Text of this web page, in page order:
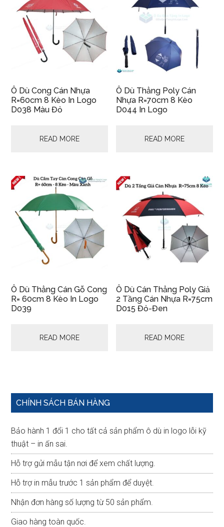
Ô Dù Cong Cán Nhựa
R=60cm 8 Kèo In Logo
D038 Màu Đỏ
READ MORE
Ô Dù Thẳng Poly Cán
Nhựa R=70cm 8 Kèo
D044 In Logo
READ MORE
Ô Dù Thẳng Cán Gỗ Cong
R= 60cm 8 Kèo In Logo
D039
READ MORE
Ô Dù Cán Thẳng Poly Giả
2 Tầng Cán Nhựa R=75cm
D015 Đỏ-Đen
READ MORE
Primary
CHÍNH SÁCH BÁN HÀNG
Bảo hành 1 đổi 1 cho tất cả sản phẩm ô dù in logo lỗi kỹ
thuật – in ấn sai.
Hỗ trợ gửi mẫu tận nơi để xem chất lượng.
Hỗ trợ in mẫu trước 1 sản phẩm để duyệt.
Nhận đơn hàng số lượng từ 50 sản phẩm.
Giao hàng toàn quốc.